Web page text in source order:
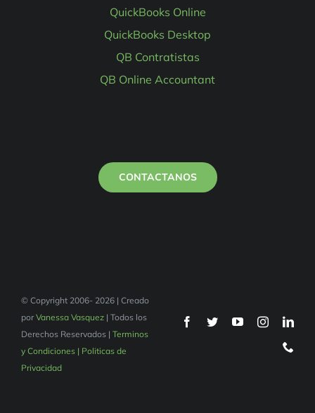
QuickBooks Online
QuickBooks Desktop
QB Contratistas
QB Online Accountant
CONTACTANOS
© Copyright 2006- 2026 | Creado
porVanessa Vasquez| Todos los
Derechos Reservados | Terminos
y Condiciones | Politicas de
Privacidad